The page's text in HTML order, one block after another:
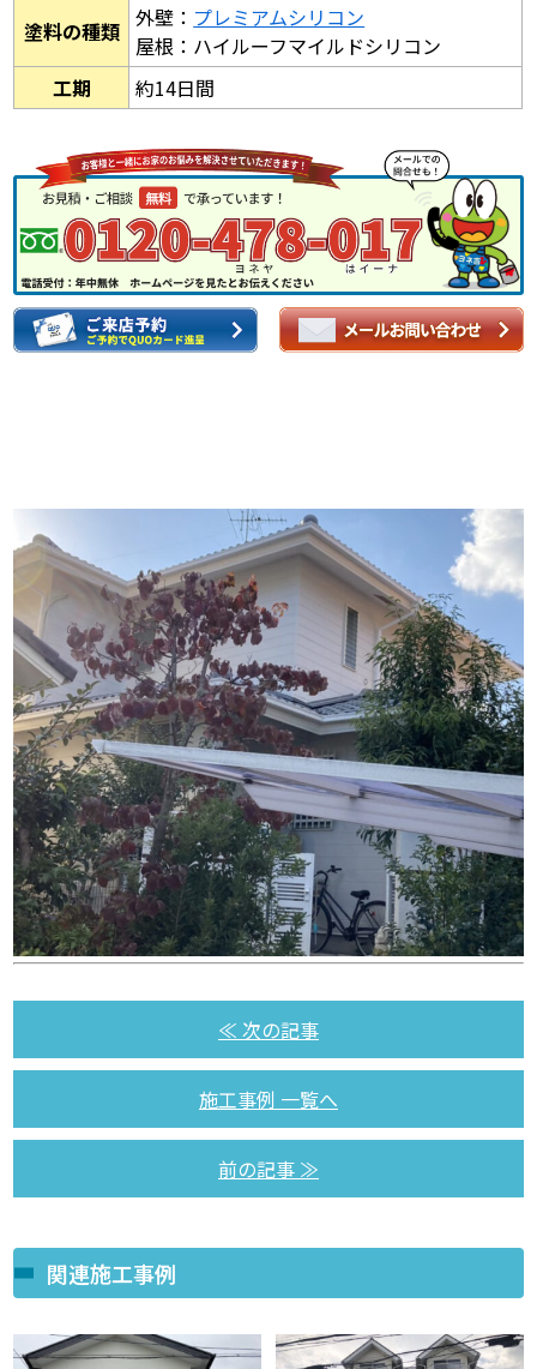
塗料の種類 外壁： プレミアムシリコン
屋根：ハイルーフマイルドシリコン
工期
約14日間
≪ 次の記事
施工事例 一覧へ
前の記事 ≫
関連施工事例